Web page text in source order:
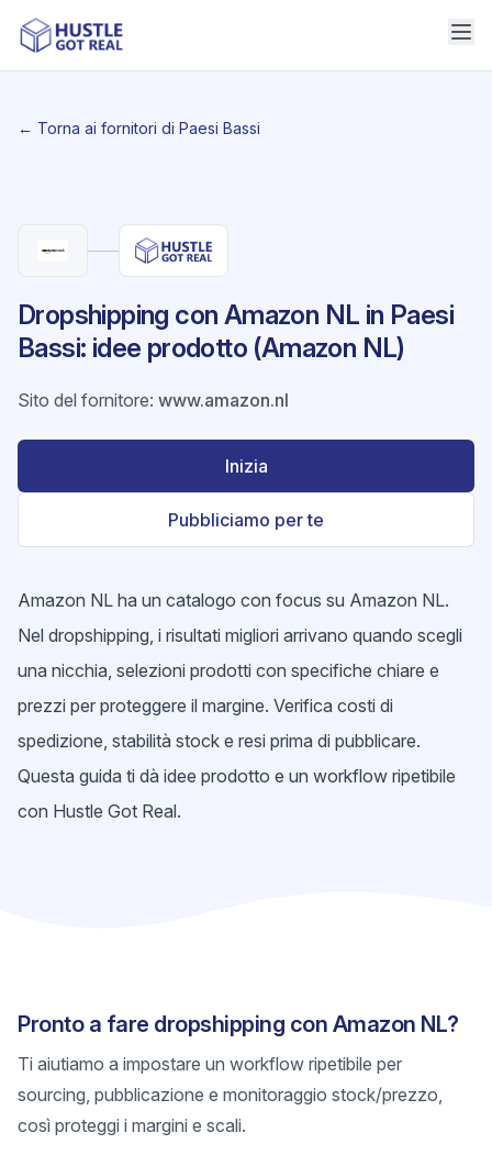
← Torna ai fornitori di Paesi Bassi
Dropshipping con Amazon NL in Paesi
Bassi: idee prodotto (Amazon NL)
Sito del fornitore: www.amazon.nl
Inizia
Pubbliciamo per te
Amazon NL ha un catalogo con focus su Amazon NL.
Nel dropshipping, i risultati migliori arrivano quando scegli
una nicchia, selezioni prodotti con specifiche chiare e
prezzi per proteggere il margine. Verifica costi di
spedizione, stabilità stock e resi prima di pubblicare.
Questa guida ti dà idee prodotto e un workflow ripetibile
con Hustle Got Real.
Pronto a fare dropshipping con Amazon NL?
Ti aiutiamo a impostare un workflow ripetibile per
sourcing, pubblicazione e monitoraggio stock/prezzo,
così proteggi i margini e scali.